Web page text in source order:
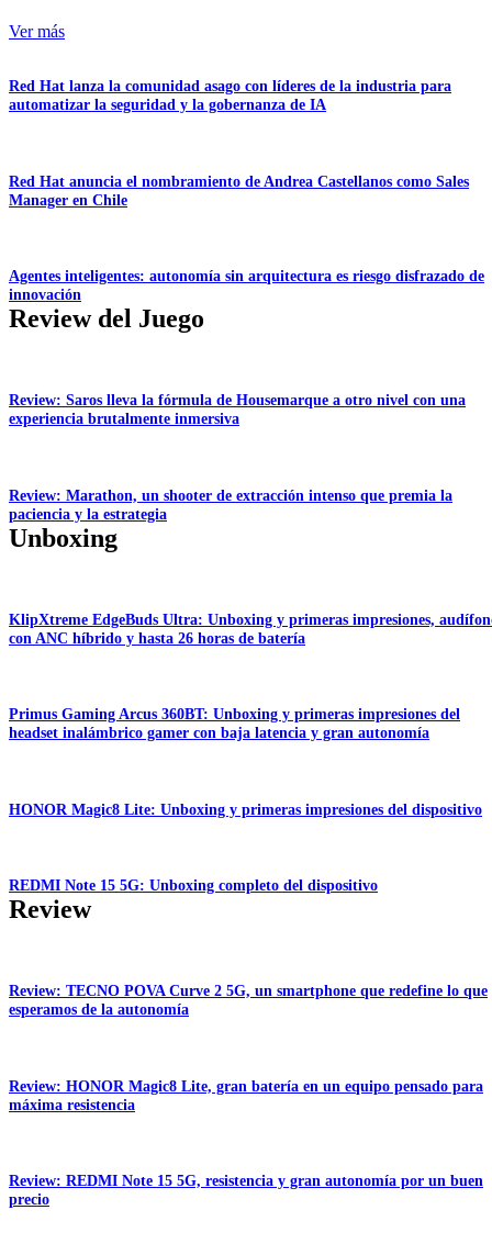
Ver más
Red Hat lanza la comunidad asago con líderes de la industria para
automatizar la seguridad y la gobernanza de IA
Red Hat anuncia el nombramiento de Andrea Castellanos como Sales
Manager en Chile
Agentes inteligentes: autonomía sin arquitectura es riesgo disfrazado de
innovación
Review del Juego
Review: Saros lleva la fórmula de Housemarque a otro nivel con una
experiencia brutalmente inmersiva
Review: Marathon, un shooter de extracción intenso que premia la
paciencia y la estrategia
Unboxing
KlipXtreme EdgeBuds Ultra: Unboxing y primeras impresiones,
con ANC híbrido y hasta 26 horas de batería
Primus Gaming Arcus 360BT: Unboxing y primeras impresiones del
headset inalámbrico gamer con baja latencia y gran autonomía
HONOR Magic8 Lite: Unboxing y primeras impresiones del dispositivo
REDMI Note 15 5G: Unboxing completo del dispositivo
Review
Review: TECNO POVA Curve 2 5G, un smartphone que redefine lo que
esperamos de la autonomía
Review: HONOR Magic8 Lite, gran batería en un equipo pensado para
máxima resistencia
Review: REDMI Note 15 5G, resistencia y gran autonomía por un buen
precio